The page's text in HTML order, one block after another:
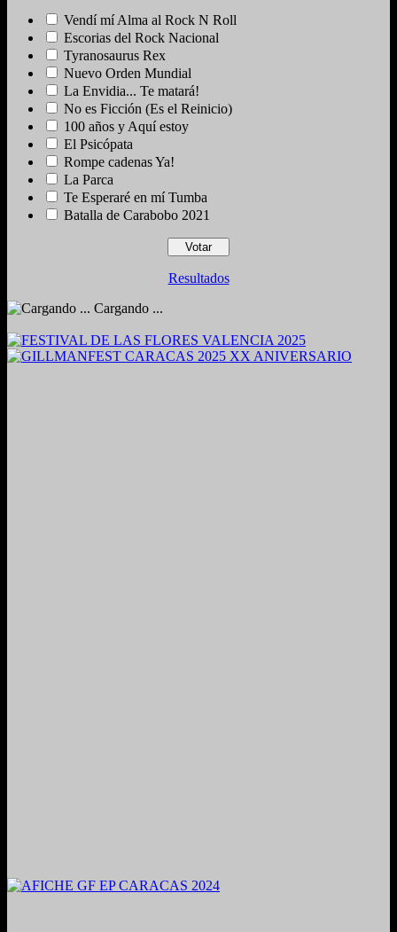
Vendí mí Alma al Rock N Roll
Escorias del Rock Nacional
Tyranosaurus Rex
Nuevo Orden Mundial
La Envidia... Te matará!
No es Ficción (Es el Reinicio)
100 años y Aquí estoy
El Psicópata
Rompe cadenas Ya!
La Parca
Te Esperaré en mí Tumba
Batalla de Carabobo 2021
Resultados
Cargando ...